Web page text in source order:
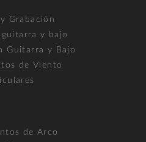
Grabación
y bajo
Guitarra y Bajo
de Viento
de Arco